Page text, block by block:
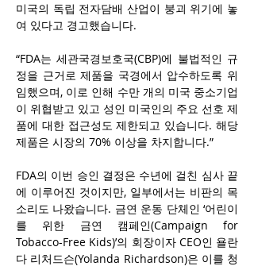
미국의 독립 전자담배 산업이 붕괴 위기에 놓
여 있다고 경고했습니다.
“FDA는 세관국경보호국(CBP)에 불법적인 규
정을 근거로 제품을 국경에서 압수하도록 위
임했으며, 이로 인해 수만 개의 미국 중소기업
이 위협받고 있고 성인 미국인의 주요 선호 제
품에 대한 접근성도 제한되고 있습니다. 해당
제품은 시장의 70% 이상을 차지합니다.”
FDA의 이번 승인 결정은 수년에 걸친 심사 끝
에 이루어진 것이지만, 일부에서는 비판의 목
소리도 나왔습니다. 금연 운동 단체인 ‘어린이
를 위한 금연 캠페인(Campaign for
Tobacco-Free Kids)’의 회장이자 CEO인 욜란
다 리처드슨(Yolanda Richardson)은 이를 청